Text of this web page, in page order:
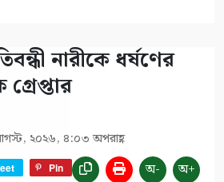
নারীকে ধর্ষণের
২০২৬, ৪:০৩ অপরাহ্ণ
Pin অ- অ+